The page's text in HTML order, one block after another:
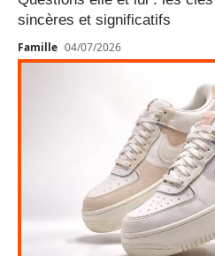
sincères et significatifs
Famille 04/07/2026